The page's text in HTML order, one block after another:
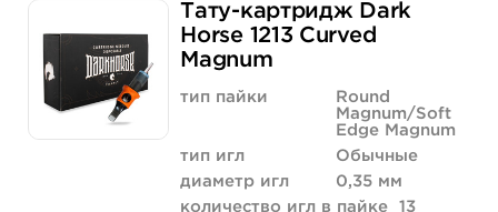
Количество
1 870 руб.
купить
Тату-картридж Dark
Horse 1213 Curved
Magnum
тип пайки
Round
Magnum/Soft
Edge Magnum
тип игл
Обычные
диаметр игл
0,35 мм
количество игл в пайке
13